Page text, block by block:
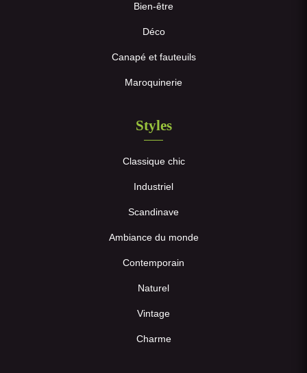
Bien-être
Déco
Canapé et fauteuils
Maroquinerie
Styles
Classique chic
Industriel
Scandinave
Ambiance du monde
Contemporain
Naturel
Vintage
Charme